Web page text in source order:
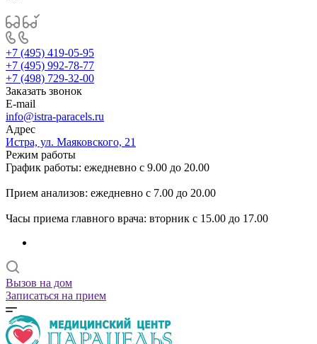
+7 (495) 419-05-95
+7 (495) 992-78-77
+7 (498) 729-32-00
Заказать звонок
E-mail
info@istra-paracels.ru
Адрес
Истра, ул. Маяковского, 21
Режим работы
График работы: ежедневно с 9.00 до 20.00
Прием анализов: ежедневно с 7.00 до 20.00
Часы приема главного врача: вторник с 15.00 до 17.00
Вызов на дом
Записаться на прием